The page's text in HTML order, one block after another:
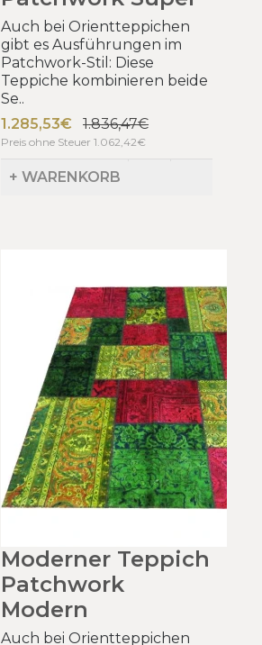
Auch bei Orientteppichen
gibt es Ausführungen im
Patchwork-Stil: Diese
Teppiche kombinieren beide
Se..
1.285,53€
1.836,47€
Preis ohne Steuer 1.062,42€
+ WARENKORB
Moderner Teppich
Patchwork
Modern
Auch bei Orientteppichen